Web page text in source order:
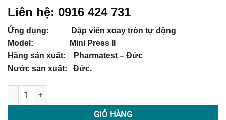
5.00trên 5
dựa trên
1
đánh giá
Liên hệ: 0916 424 731
Ứng dụng: Dập viên xoay tròn tự động
Model: Mini Press II
Hãng sản xuất: Pharmatest – Đức
Nước sản xuất: Đức.
MÁY DẬP VIÊN 8 CHÀY MINIPRESS II số lượng
GIỎ HÀNG